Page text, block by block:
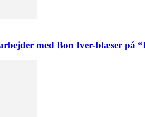
med Bon Iver-blæser på